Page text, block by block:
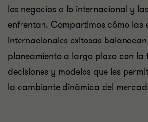
los negocios a lo internacional y
enfrentan. Compartimos cómo las
internacionales exitosas balancean
planeamiento a largo plazo con la
decisiones y modelos que les
la cambiante dinámica del